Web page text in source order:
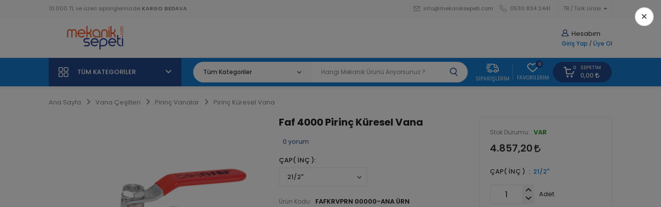
10.000 TL ve üzeri siparişlerinizde KARGO BEDAVA TR Türk Lirası
info@mekaniksepeti.com 0530 834 2441
Hesabım
Giriş Yap / Üye Ol
TÜM KATEGORILER
SIPARIŞLERIM
0
FAVORILERIM
0 SEPETIM
0,00
Ana Sayfa Vana Çeşitleri Pirinç Vanalar Pirinç Küresel Vana
Faf 4000 Pirinç Küresel Vana
0 yorum
ÇAP( İNÇ )
Ürün Kodu: FAFKRVPRN 00000-ANA ÜRN
Stok Durumu: VAR
4.857,20
ÇAP( İNÇ ) 21/2"
Adet
×